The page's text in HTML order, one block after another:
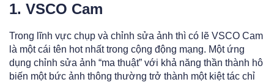
1. VSCO Cam
Trong lĩnh vực chụp và chỉnh sửa ảnh thì có lẽ VSCO Cam
là một cái tên hot nhất trong cộng động mạng. Một ứng
dụng chỉnh sửa ảnh “ma thuật” với khả năng thần thành hô
biến một bức ảnh thông thường trở thành một kiệt tác chỉ